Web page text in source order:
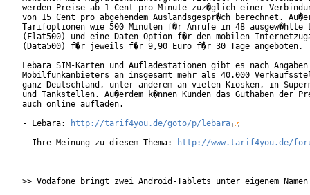
werden Preise ab 1 Cent pro Minute zuz�glich einer
von 15 Cent pro abgehendem Auslandsgespr�ch berechnet.
Tarifoptionen wie 500 Minuten f�r Anrufe in 48 ausgew�hlte
(Flat500) und eine Daten-Option f�r den mobilen
(Data500) f�r jeweils f�r 9,90 Euro f�r 30 Tage angeboten.
Lebara SIM-Karten und Aufladestationen gibt es nach Angaben
Mobilfunkanbieters an insgesamt mehr als 40.000
ganz Deutschland, unter anderem an vielen Kiosken, in
und Tankstellen. Au�erdem k�nnen Kunden das Guthaben der
auch online aufladen.
- Lebara:
http://tarif4you.de/goto/p/lebara
- Ihre Meinung zu diesem Thema:
http://www.tarif4you.de/
>> Vodafone bringt zwei Android-Tablets unter eigenem